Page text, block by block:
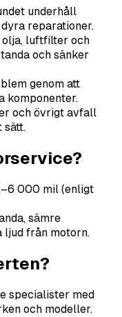
underhåll
reparationer.
olja, luftfilter och
och sänker
genom att
komponenter.
och övrigt avfall
sätt.
000 mil (enligt
sämre
ljud från motorn.
specialister med
och modeller.